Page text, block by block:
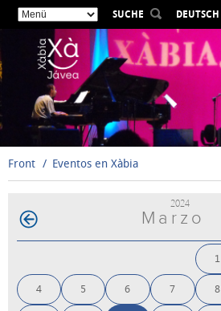
SUCHE
DEUTSCH
ESPAÑOL
VALENCIÀ
FRANÇAIS
РУССКИЙ
Front Eventos en Xàbia
2024
Marzo
1
4 5 6 7 8